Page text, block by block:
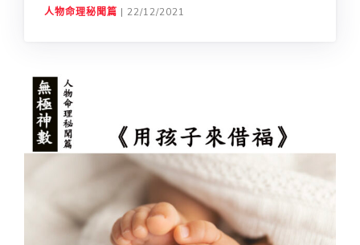
人物命理秘聞篇 | 22/12/2021